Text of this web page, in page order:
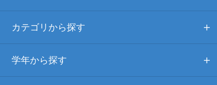
カテゴリから探す
学年から探す